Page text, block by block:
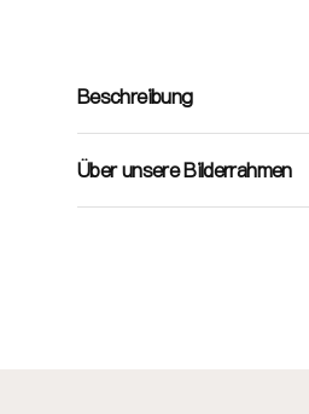
Beschreibung
Über unsere Bilderrahmen